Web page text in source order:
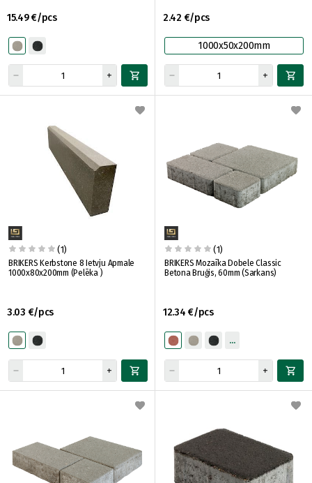
15.49 €/pcs 2.42 €/pcs
1000x50x200mm
(1)
BRIKERS Kerbstone 8 Ietvju Apmale
1000x80x200mm (Pelēka )
3.03 €/pcs
(1)
BRIKERS Mozaīka Dobele Classic
Betona Bruģis, 60mm (Sarkans)
12.34 €/pcs